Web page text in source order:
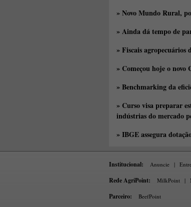
» Novo Mundo Rural,
» Ainda dá tempo de
» Fiscais
» Começou hoje o
» Benchmarking da
» Curso visa preparar
indústrias do mercado
» IBGE assegura
Institucional: Anuncie |
Rede AgriPoint: MilkPoint |
Parceiro: BeefPoint